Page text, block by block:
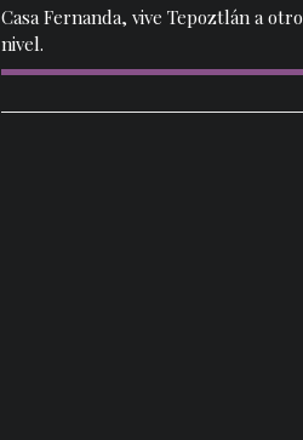
Casa Fernanda, vive Tepoztlán a otro
nivel.